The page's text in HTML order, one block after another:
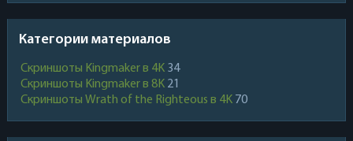
Категории материалов
Скриншоты Kingmaker в 4K 34
Скриншоты Kingmaker в 8K 21
Скриншоты Wrath of the Righteous в 4K 70